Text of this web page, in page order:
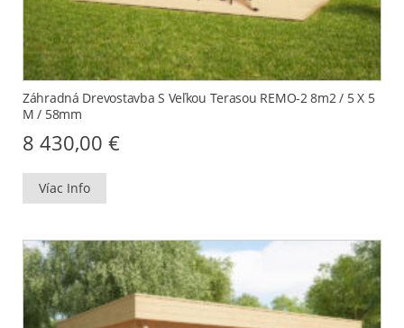
Záhradná Drevostavba S Veľkou Terasou REMO-2 8m2 / 5 X 5
M / 58mm
8 430,00 €
Víac Info